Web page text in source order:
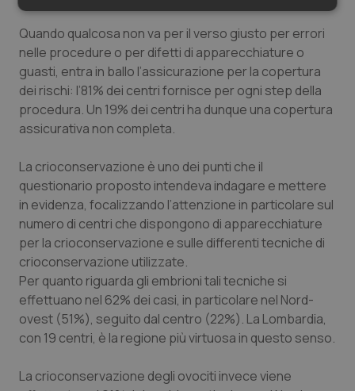
Quando qualcosa non va per il verso giusto per errori
nelle procedure o per difetti di apparecchiature o
guasti, entra in ballo l’assicurazione per la copertura
dei rischi: l’81% dei centri fornisce per ogni step della
procedura. Un 19% dei centri ha dunque una copertura
assicurativa non completa.
La crioconservazione è uno dei punti che il
questionario proposto intendeva indagare e mettere
in evidenza, focalizzando l’attenzione in particolare sul
numero di centri che dispongono di apparecchiature
per la crioconservazione e sulle differenti tecniche di
crioconservazione utilizzate.
Per quanto riguarda gli embrioni tali tecniche si
effettuano nel 62% dei casi, in particolare nel Nord-
ovest (51%), seguito dal centro (22%). La Lombardia,
con 19 centri, è la regione più virtuosa in questo senso.
La crioconservazione degli ovociti invece viene
Necessari Statistici Marketing
Necessari Statistici
sito web abilitandone funzionalità di base quali la
navigazione sulle pagine e l'accesso alle aree
protette del sito. Il sito web non è in grado di
funzionare correttamente senza questi cookie.
Nome
Fornitore/ Dominio
VISITOR_PRIVACY_METADATA